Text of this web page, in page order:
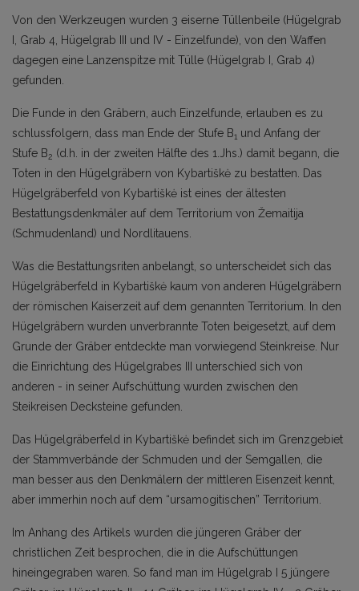
Von den Werkzeugen wurden 3 eiserne Tüllenbeile (Hügelgrab
I, Grab 4, Hügelgrab III und IV - Einzelfunde), von den Waffen
dagegen eine Lanzenspitze mit Tülle (Hügelgrab I, Grab 4)
gefunden.
Die Funde in den Gräbern, auch Einzelfunde, erlauben es zu
schlussfolgern, dass man Ende der Stufe B1 und Anfang der
Stufe B2 (d.h. in der zweiten Hälfte des 1.Jhs.) damit begann, die
Toten in den Hügelgräbern von Kybartiškė zu bestatten. Das
Hügelgräberfeld von Kybartiškė ist eines der ältesten
Bestattungsdenkmäler auf dem Territorium von Žemaitija
(Schmudenland) und Nordlitauens.
Was die Bestattungsriten anbelangt, so unterscheidet sich das
Hügelgräberfeld in Kybartiškė kaum von anderen Hügelgräbern
der römischen Kaiserzeit auf dem genannten Territorium. In den
Hügelgräbern wurden unverbrannte Toten beigesetzt, auf dem
Grunde der Gräber entdeckte man vorwiegend Steinkreise. Nur
die Einrichtung des Hügelgrabes III unterschied sich von
anderen - in seiner Aufschüttung wurden zwischen den
Steikreisen Decksteine gefunden.
Das Hügelgräberfeld in Kybartiškė befindet sich im Grenzgebiet
der Stammverbände der Schmuden und der Semgallen, die
man besser aus den Denkmälern der mittleren Eisenzeit kennt,
aber immerhin noch auf dem “ursamogitischen” Territorium.
Im Anhang des Artikels wurden die jüngeren Gräber der
christlichen Zeit besprochen, die in die Aufschüttungen
hineingegraben waren. So fand man im Hügelgrab I 5 jüngere